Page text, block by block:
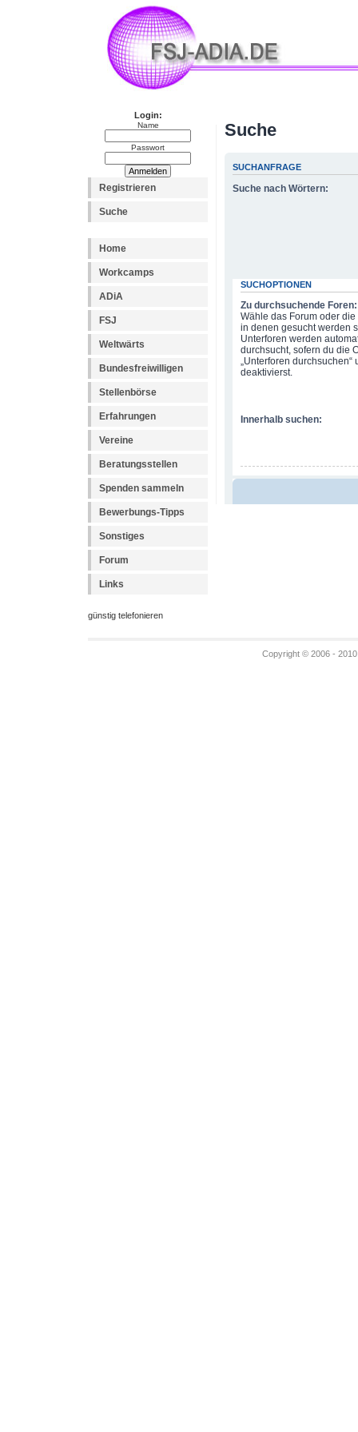
Login:
Name
Passwort
Registrieren
Suche
Home
Workcamps
ADiA
FSJ
Weltwärts
Bundesfreiwilligen
Stellenbörse
Erfahrungen
Vereine
Beratungsstellen
Spenden sammeln
Bewerbungs-Tipps
Sonstiges
Forum
Links
günstig telefonieren
Suche
SUCHANFRAGE
Suche nach Wörtern:
SUCHOPTIONEN
Zu durchsuchende Foren:
Wähle das Forum oder die
in denen gesucht werden
Unterforen werden
durchsucht, sofern du die
„Unterforen durchsuchen“
deaktivierst.
Innerhalb suchen:
Copyright © 2006 -